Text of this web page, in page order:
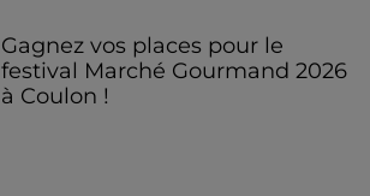
Gagnez vos places pour le
festival Marché Gourmand 2026
à Coulon !